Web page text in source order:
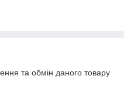
та обмін даного товару